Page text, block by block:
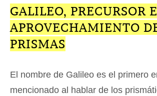
GALILEO, PRECURSOR
APROVECHAMIENTO
PRISMAS
El nombre de Galileo es el primero
mencionado al hablar de los